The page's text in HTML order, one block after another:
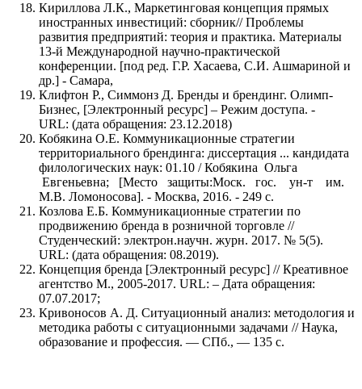
Кириллова Л.К., Маркетинговая концепция прямых
иностранных инвестиций: сборник// Проблемы
развития предприятий: теория и практика. Материалы
13-й Международной научно-практической
конференции. [под ред. Г.Р. Хасаева, С.И. Ашмариной и
др.] - Самара,
Клифтон Р., Симмонз Д. Бренды и брендинг. Олимп-
Бизнес, [Электронный ресурс] – Режим доступа. -
URL: (дата обращения: 23.12.2018)
Кобякина О.Е. Коммуникационные стратегии
территориального брендинга: диссертация ... кандидата
филологических наук: 01.10 / Кобякина Ольга
Евгеньевна; [Место защиты:Моск. гос. ун-т им.
М.В. Ломоносова]. - Москва, 2016. - 249 с.
Козлова Е.Б. Коммуникационные стратегии по
продвижению бренда в розничной торговле //
Студенческий: электрон.научн. журн. 2017. № 5(5).
URL: (дата обращения: 08.2019).
Концепция бренда [Электронный ресурс] // Креативное
агентство М., 2005-2017. URL: – Дата обращения:
07.07.2017;
Кривоносов А. Д. Ситуационный анализ: методология и
методика работы с ситуационными задачами // Наука,
образование и профессия. — СПб., — 135 с.